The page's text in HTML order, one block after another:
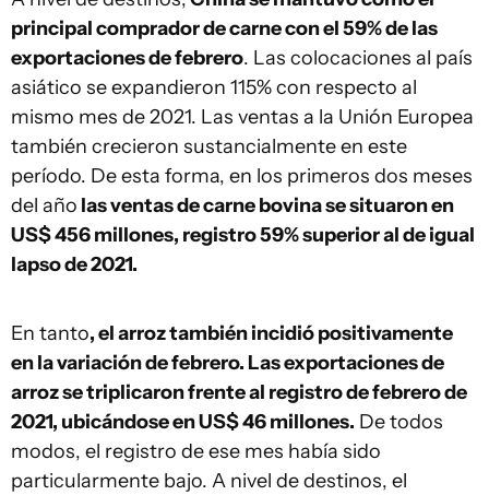
principal comprador de carne con el 59% de las
exportaciones de febrero. Las colocaciones al país
asiático se expandieron 115% con respecto al
mismo mes de 2021. Las ventas a la Unión Europea
también crecieron sustancialmente en este
período. De esta forma, en los primeros dos meses
del año las ventas de carne bovina se situaron en
US$ 456 millones, registro 59% superior al de igual
lapso de 2021.
En tanto, el arroz también incidió positivamente
en la variación de febrero. Las exportaciones de
arroz se triplicaron frente al registro de febrero de
2021, ubicándose en US$ 46 millones. De todos
modos, el registro de ese mes había sido
particularmente bajo. A nivel de destinos, el